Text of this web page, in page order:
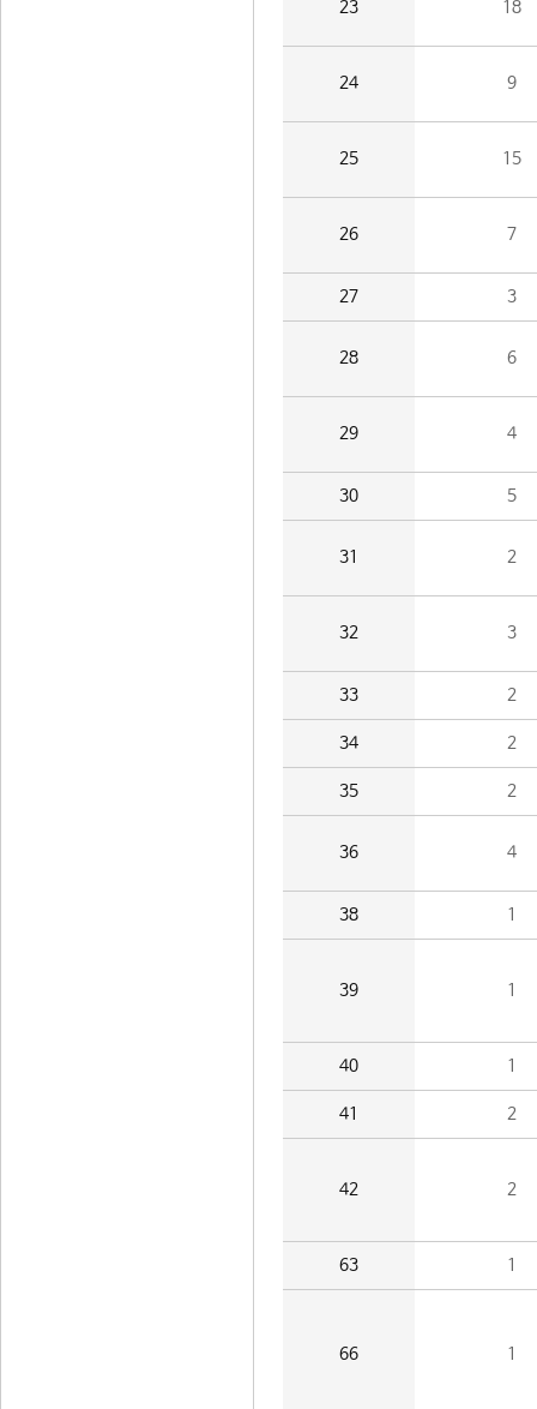
23 18
24 9
25 15
26 7
27 3
28 6
29 4
30 5
31 2
32 3
33 2
34 2
35 2
36 4
38 1
39 1
40 1
41 2
42 2
63 1
66 1